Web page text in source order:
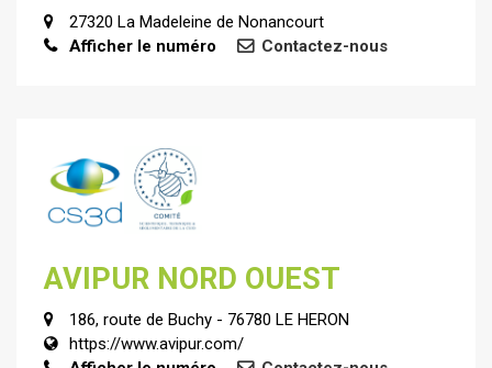
27320 La Madeleine de Nonancourt
Afficher le numéro
Contactez-nous
AVIPUR NORD OUEST
186, route de Buchy - 76780 LE HERON
https://www.avipur.com/